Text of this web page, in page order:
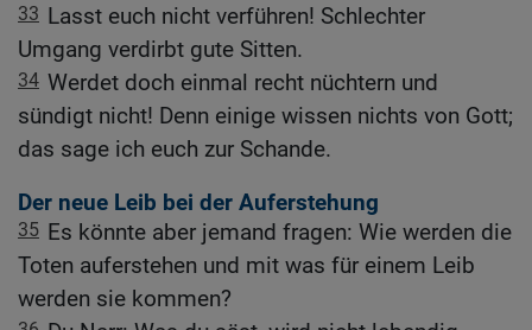
33 Lasst euch nicht verführen! Schlechter
Umgang verdirbt gute Sitten.
34 Werdet doch einmal recht nüchtern und
sündigt nicht! Denn einige wissen nichts von Gott;
das sage ich euch zur Schande.
Der neue Leib bei der Auferstehung
35 Es könnte aber jemand fragen: Wie werden die
Toten auferstehen und mit was für einem Leib
werden sie kommen?